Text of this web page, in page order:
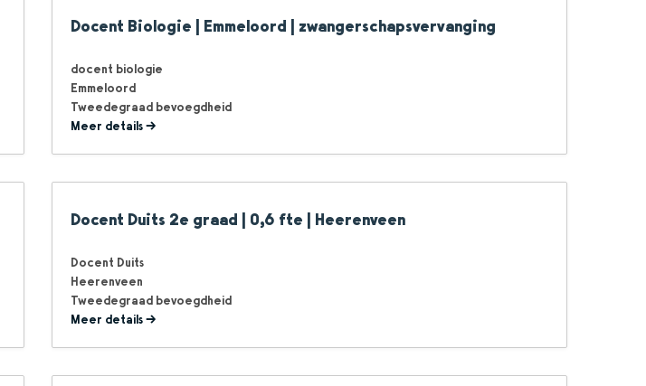
Docent Biologie | Emmeloord | zwangerschapsvervanging
docent biologie
Emmeloord
Tweedegraad bevoegdheid
Meer details
Docent Duits 2e graad | 0,6 fte | Heerenveen
Docent Duits
Heerenveen
Tweedegraad bevoegdheid
Meer details